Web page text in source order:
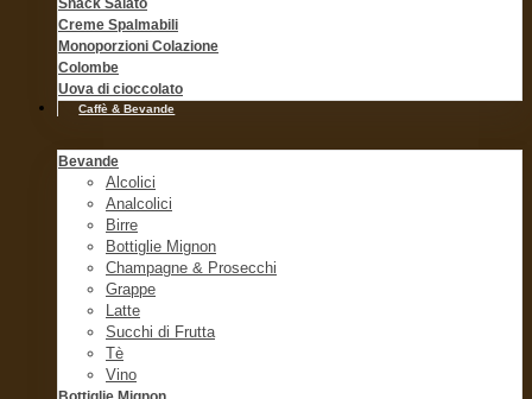
Snack Salato
Creme Spalmabili
Monoporzioni Colazione
Colombe
Uova di cioccolato
Caffè & Bevande
Bevande
Alcolici
Analcolici
Birre
Bottiglie Mignon
Champagne & Prosecchi
Grappe
Latte
Succhi di Frutta
Tè
Vino